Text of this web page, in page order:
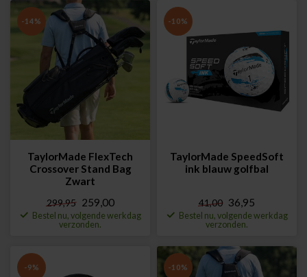
-14%
TaylorMade FlexTech
Crossover Stand Bag
Zwart
299,95 259,00
Bestel nu, volgende werkdag
verzonden.
-10%
TaylorMade SpeedSoft
ink blauw golfbal
41,00 36,95
Bestel nu, volgende werkdag
verzonden.
-9% -10%